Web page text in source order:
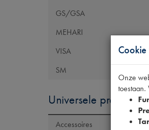
GS/GSA
MEHARI
VISA
SM
Universele producten
Accessoires
Onze